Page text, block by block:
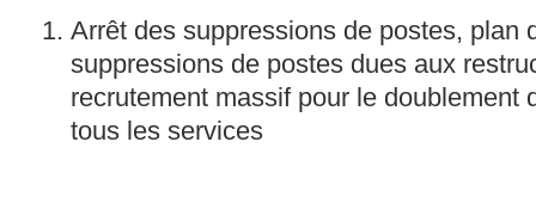
​Arrêt des suppressions de postes, plan
suppressions de postes dues aux
recrutement massif pour le doublement
tous les services